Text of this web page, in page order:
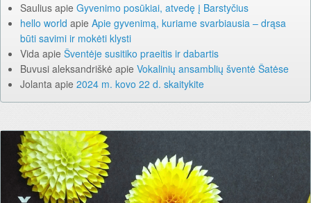
Saulius apie Gyvenimo posūkiai, atvedę į Barstyčius
hello world apie Apie gyvenimą, kuriame svarbiausia – drąsa
būti savimi ir mokėti klysti
Vida apie Šventėje susitiko praeitis ir dabartis
Buvusi aleksandriškė apie Vokalinių ansamblių šventė Šatėse
Jolanta apie 2024 m. kovo 22 d. skaitykite